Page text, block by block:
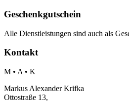
Geschenkgutschein
Alle Dienstleistungen sind auch als
Kontakt
M • A • K
Markus Alexander Krifka
Ottostraße 13,